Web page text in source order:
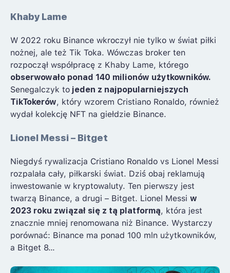
Khaby Lame
W 2022 roku Binance wkroczył nie tylko w świat piłki
nożnej, ale też Tik Toka. Wówczas broker ten
rozpoczął współpracę z Khaby Lame, którego
obserwowało ponad 140 milionów użytkowników.
Senegalczyk to jeden z najpopularniejszych
TikTokerów, który wzorem Cristiano Ronaldo, również
wydał kolekcję NFT na giełdzie Binance.
Lionel Messi – Bitget
Niegdyś rywalizacja Cristiano Ronaldo vs Lionel Messi
rozpalała cały, piłkarski świat. Dziś obaj reklamują
inwestowanie w kryptowaluty. Ten pierwszy jest
twarzą Binance, a drugi – Bitget. Lionel Messi w
2023 roku związał się z tą platformą, która jest
znacznie mniej renomowana niż Binance. Wystarczy
porównać: Binance ma ponad 100 mln użytkowników,
a Bitget 8…